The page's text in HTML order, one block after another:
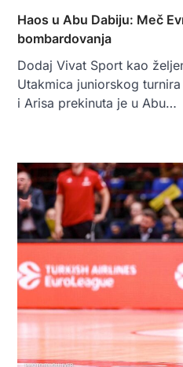
Haos u Abu Dabiju: Meč
bombardovanja
Dodaj Vivat Sport kao
Utakmica juniorskog
i Arisa prekinuta je u Abu…